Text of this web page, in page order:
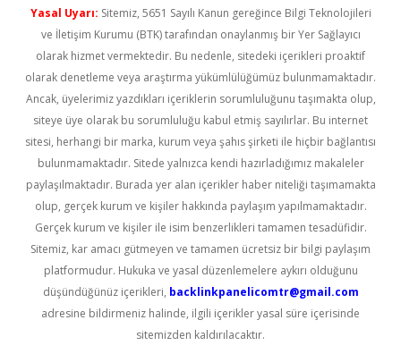
Yasal Uyarı: Sitemiz, 5651 Sayılı Kanun gereğince Bilgi Teknolojileri
ve İletişim Kurumu (BTK) tarafından onaylanmış bir Yer Sağlayıcı
olarak hizmet vermektedir. Bu nedenle, sitedeki içerikleri proaktif
olarak denetleme veya araştırma yükümlülüğümüz bulunmamaktadır.
Ancak, üyelerimiz yazdıkları içeriklerin sorumluluğunu taşımakta olup,
siteye üye olarak bu sorumluluğu kabul etmiş sayılırlar. Bu internet
sitesi, herhangi bir marka, kurum veya şahıs şirketi ile hiçbir bağlantısı
bulunmamaktadır. Sitede yalnızca kendi hazırladığımız makaleler
paylaşılmaktadır. Burada yer alan içerikler haber niteliği taşımamakta
olup, gerçek kurum ve kişiler hakkında paylaşım yapılmamaktadır.
Gerçek kurum ve kişiler ile isim benzerlikleri tamamen tesadüfidir.
Sitemiz, kar amacı gütmeyen ve tamamen ücretsiz bir bilgi paylaşım
platformudur. Hukuka ve yasal düzenlemelere aykırı olduğunu
düşündüğünüz içerikleri, backlinkpanelicomtr@gmail.com
adresine bildirmeniz halinde, ilgili içerikler yasal süre içerisinde
sitemizden kaldırılacaktır.